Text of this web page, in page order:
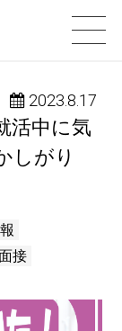
2023.8.17
活中に気
しがり
接